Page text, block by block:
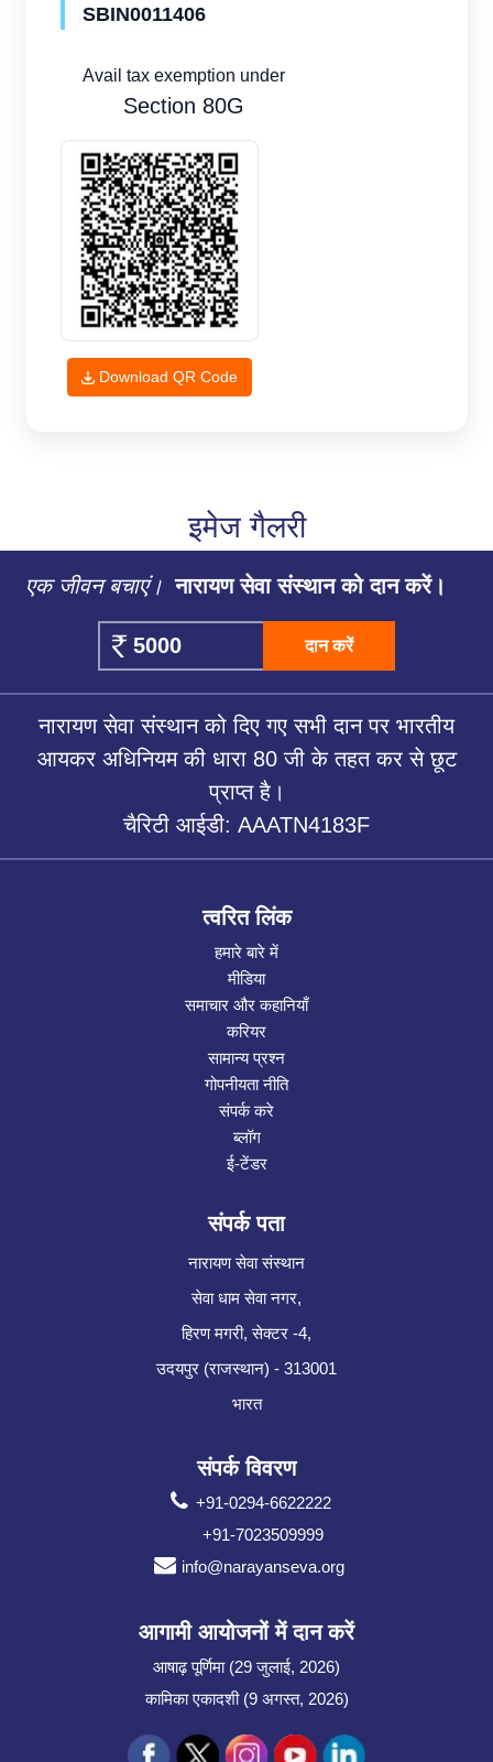
SBIN0011406
Avail tax exemption under
Section 80G
Download QR Code
इमेज गैलरी
एक जीवन बचाएं। नारायण सेवा संस्थान को दान करें।
दान करें
नारायण सेवा संस्थान को दिए गए सभी दान पर भारतीय
आयकर अधिनियम की धारा 80 जी के तहत कर से छूट
प्राप्त है।
चैरिटी आईडी: AAATN4183F
त्वरित लिंक
हमारे बारे में
मीडिया
समाचार और कहानियाँ
करियर
सामान्य प्रश्न
गोपनीयता नीति
संपर्क करे
ब्लॉग
ई-टेंडर
संपर्क पता
नारायण सेवा संस्थान
सेवा धाम सेवा नगर,
हिरण मगरी, सेक्टर -4,
उदयपुर (राजस्थान) - 313001
भारत
संपर्क विवरण
+91-0294-6622222
+91-7023509999
info@narayanseva.org
आगामी आयोजनों में दान करें
आषाढ़ पूर्णिमा (29 जुलाई, 2026)
कामिका एकादशी (9 अगस्त, 2026)